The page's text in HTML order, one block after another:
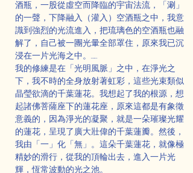
酒瓶，一股從虛空而降臨的宇宙法流，「涮」
的一聲，下降融入（灌入）空酒瓶之中，我意
識到強烈的光流進入，把琉璃色的空酒瓶也融
解了，自己被一團光暈全部罩住，原來我已沉
浸在一片光海之中。……
我的修練是在「光明風脈」之中，在淨光之
下，我不時的全身放射著虹彩，這些光束類似
晶瑩欲滴的千葉蓮花。我想起了我的根源，想
起諸佛菩薩座下的蓮花座，原來這都是有象徵
意義的，因為淨光的凝聚，就是一朵璀璨光耀
的蓮花，呈現了廣大壯偉的千葉蓮瓣。然後，
我由「一」化「無」。這朵千葉蓮花，就像極
精妙的滑行，從我的頂輪出去，進入一片光
輝，恆常波動的光之池。